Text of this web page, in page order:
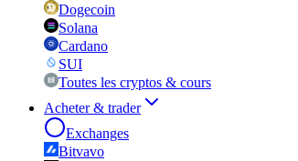
Dogecoin
Solana
Cardano
SUI
Toutes les cryptos & cours
Acheter & trader
Exchanges
Bitvavo